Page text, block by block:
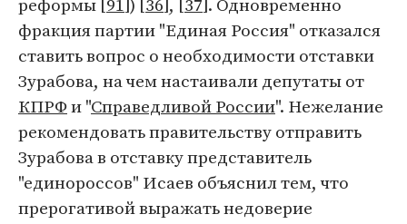
фракция партии "Единая Россия" отказался
ставить вопрос о необходимости отставки
Зурабова, на чем настаивали депутаты от
КПРФи "Справедливой России". Нежелание
рекомендовать правительству отправить
Зурабова в отставку представитель
"единороссов" Исаев объяснил тем, что
прерогативой выражать недоверие